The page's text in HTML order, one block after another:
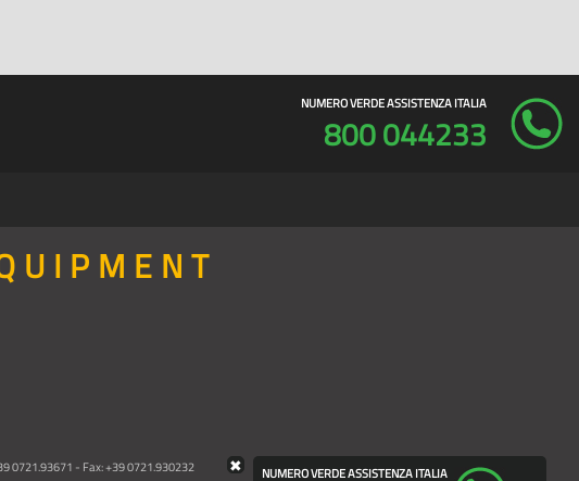
NUMERO VERDE ASSISTENZA ITALIA
800 044233
0721.93671 - Fax: +39 0721.930232
✖ NUMERO VERDE ASSISTENZA ITALIA